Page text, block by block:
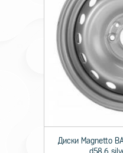
Технические
Происхождение
Диаметр
Диски Magnetto